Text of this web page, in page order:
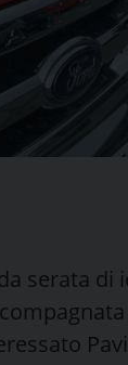
serata di